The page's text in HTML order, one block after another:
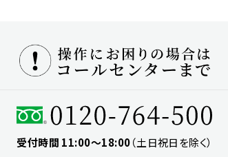
受付時間 11:00〜18:00（土日祝日を除く）